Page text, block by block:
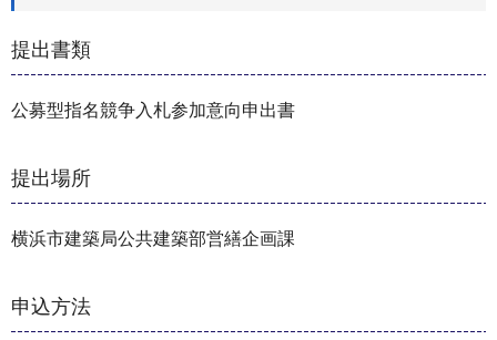
提出書類
公募型指名競争入札参加意向申出書
提出場所
横浜市建築局公共建築部営繕企画課
申込方法